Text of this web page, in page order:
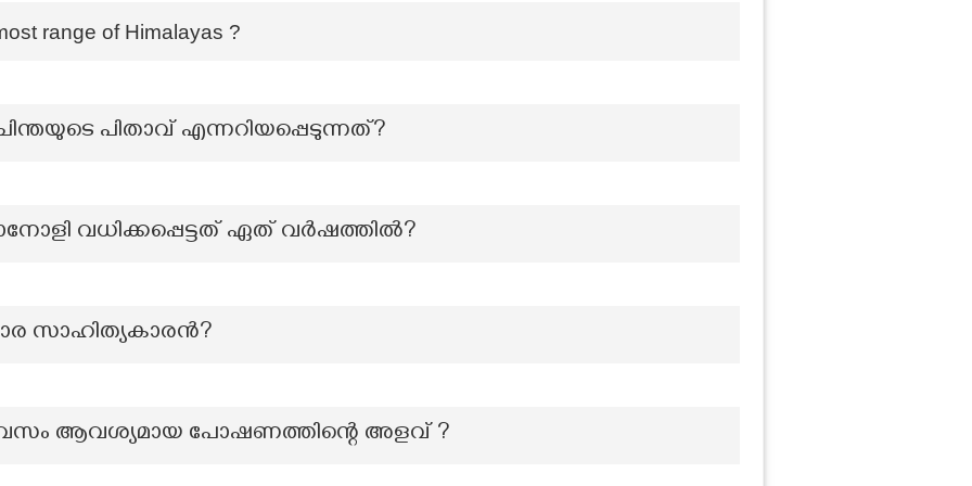
range of Himalayas ?
പിതാവ് എന്നറിയപ്പെടുന്നത്?
വധിക്കപ്പെട്ടത് ഏത് വർഷത്തിൽ?
സാഹിത്യകാരന്‍?
ആവശ്യമായ പോഷണത്തിന്റെ അളവ് ?